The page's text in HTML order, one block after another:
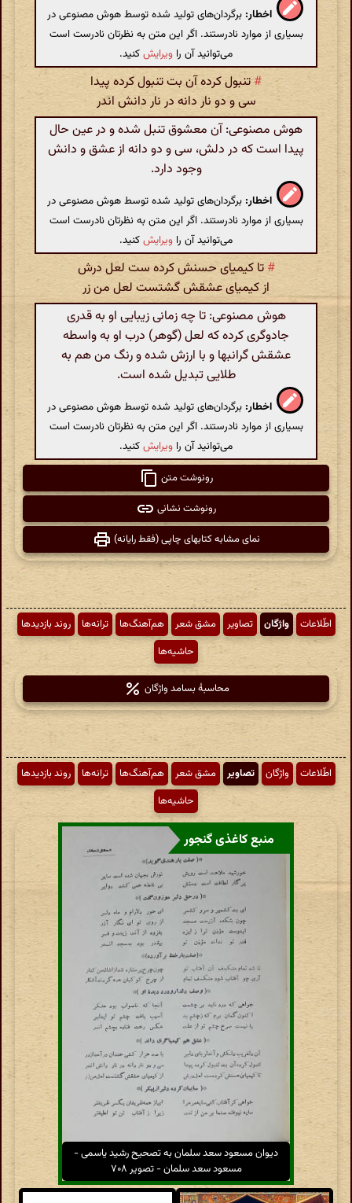
اخطار: برگردان‌های تولید شده توسط هوش مصنوعی در
بسیاری از موارد نادرستند. اگر این متن به نظرتان نادرست است
می‌توانید آن را ویرایشکنید.
#تنبول کرده آن بت تنبول کرده پیدا
سی و دو نار دانه در نار دانش اندر
هوش مصنوعی: آن معشوق تنبل شده و در عین حال
پیدا است که در دلش، سی و دو دانه از عشق و دانش
وجود دارد.
اخطار: برگردان‌های تولید شده توسط هوش مصنوعی در
بسیاری از موارد نادرستند. اگر این متن به نظرتان نادرست است
می‌توانید آن را ویرایشکنید.
# تا کیمیای حسنش کرده ست لعل درش
از کیمیای عشقش گشتست لعل من زر
هوش مصنوعی: تا چه زمانی زیبایی او به قدری
جادوگری کرده که لعل (گوهر) درب او به واسطه
عشقش گرانبها و با ارزش شده و رنگ من هم به
طلایی تبدیل شده است.
اخطار: برگردان‌های تولید شده توسط هوش مصنوعی در
بسیاری از موارد نادرستند. اگر این متن به نظرتان نادرست است
می‌توانید آن را ویرایشکنید.
رونوشت متن
رونوشت نشانی
نمای مشابه کتابهای چاپی (فقط رایانه)
اطّلاعات واژگان تصاویر مشق شعر هم‌آهنگ‌ها ترانه‌ها
روند بازدیدها
حاشیه‌ها
محاسبهٔ بسامد واژگان
اطّلاعات واژگان تصاویر مشق شعر هم‌آهنگ‌ها ترانه‌ها
روند بازدیدها
حاشیه‌ها
منبع کاغذی گنجور
دیوان مسعود سعد سلمان به تصحیح رشید یاسمی -
مسعود سعد سلمان - تصویر ۷۰۸